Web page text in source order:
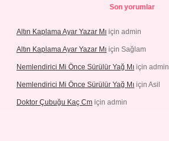
Son yorumlar
Altın Kaplama Ayar Yazar Mı için admin
Altın Kaplama Ayar Yazar Mı için Sağlam
Nemlendirici Mi Önce Sürülür Yağ Mı için admin
Nemlendirici Mi Önce Sürülür Yağ Mı için Asil
Doktor Çubuğu Kaç Cm için admin